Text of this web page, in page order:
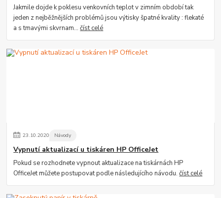
Jakmile dojde k poklesu venkovních teplot v zimním období tak
jeden z nejběžnějších problémů jsou výtisky špatné kvality : flekaté
a s tmavými skvrnam...číst celé
23.10.2020 Návody
Vypnutí aktualizací u tiskáren HP OfficeJet
Pokud se rozhodnete vypnout aktualizace na tiskárnách HP
OfficeJet můžete postupovat podle následujícího návodu.číst celé